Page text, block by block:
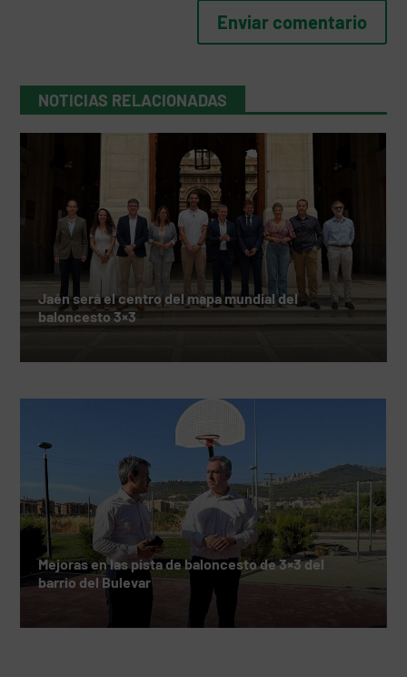
NOTICIAS RELACIONADAS
Jaén será el centro del mapa mundial del
baloncesto 3×3
Mejoras en las pista de baloncesto de 3×3 del
barrio del Bulevar